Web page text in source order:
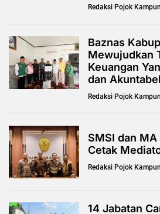
Redaksi Pojok
Baznas
Mewujudkan
Keuangan
dan Akuntabel
Redaksi Pojok
SMSI dan
Cetak
Redaksi Pojok
14 Jabatan